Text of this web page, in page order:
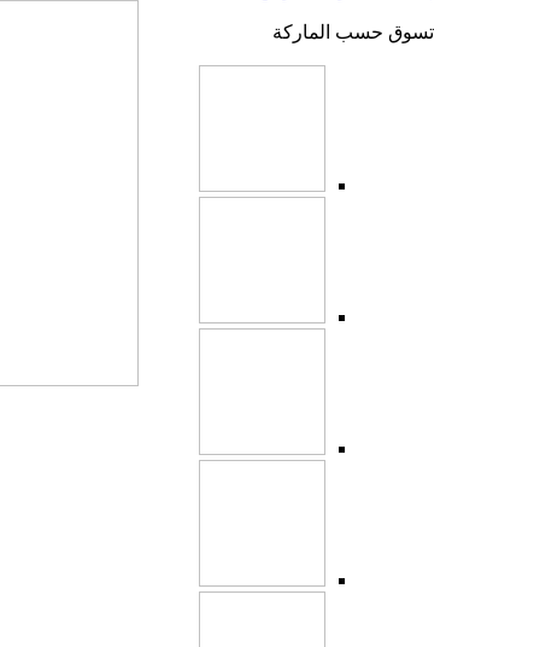
تسوق حسب الماركة